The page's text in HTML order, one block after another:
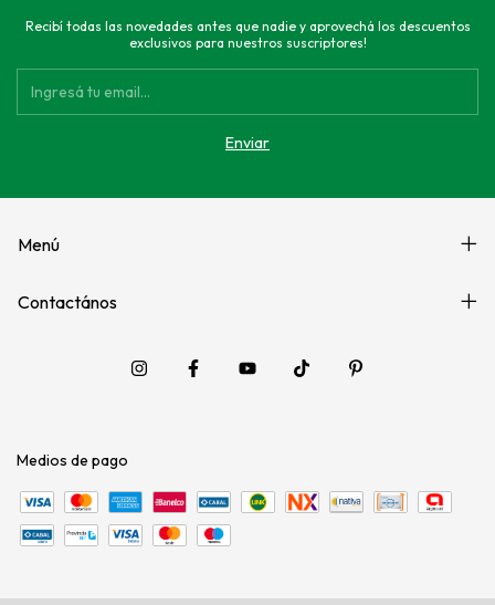
Recibí todas las novedades antes que nadie y aprovechá los descuentos
exclusivos para nuestros suscriptores!
Menú
Contactános
Medios de pago